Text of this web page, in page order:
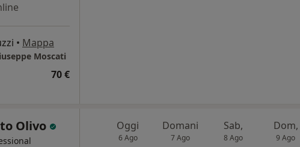
• Mappa
Moscati
70 €
Olivo Oggi
6 Ago
Domani
7 Ago
Sab,
8 Ago
Dom,
9 Ago